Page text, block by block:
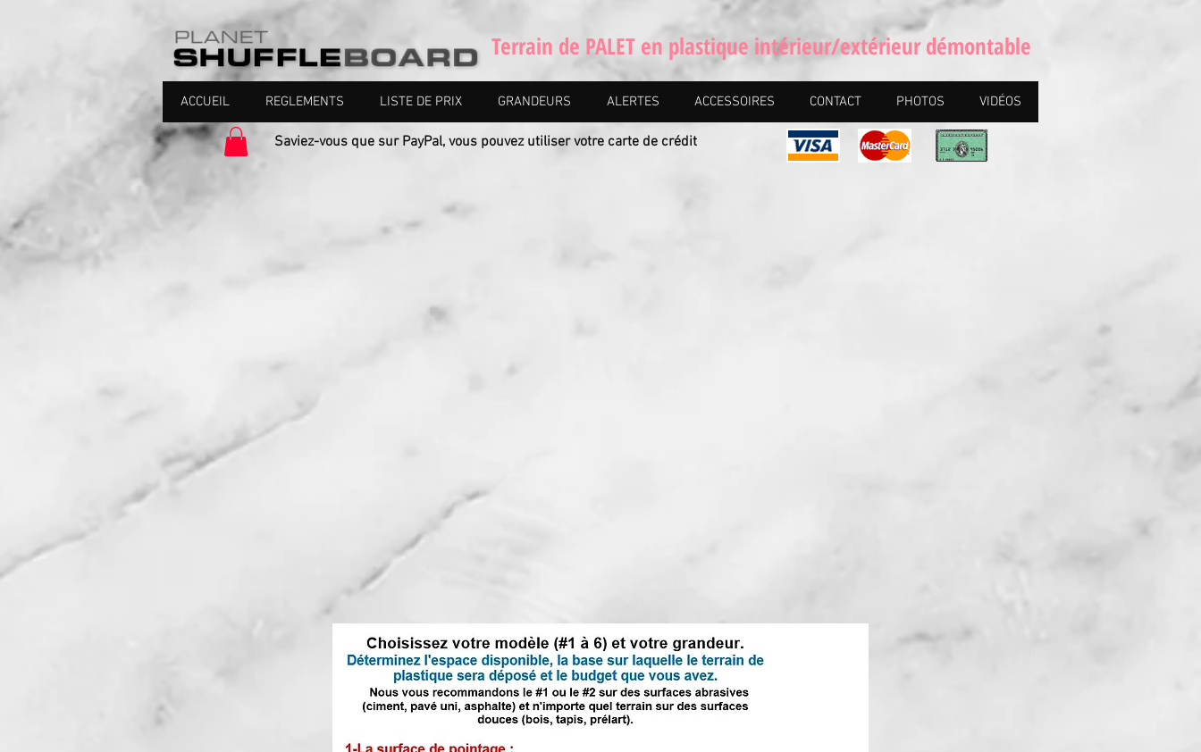
Terrain de PALET en plastique intérieur/extérieur démontable
ACCUEIL REGLEMENTS LISTE DE PRIX GRANDEURS ALERTES ACCESSOIRES CONTACT PHOTOS VIDÉOS
Saviez-vous que sur PayPal, vous pouvez utiliser votre carte de crédit